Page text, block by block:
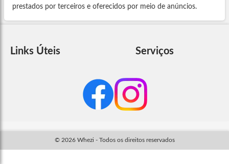
prestados por terceiros e oferecidos por meio de anúncios.
Links Úteis Serviços
© 2026 Whezi - Todos os direitos reservados